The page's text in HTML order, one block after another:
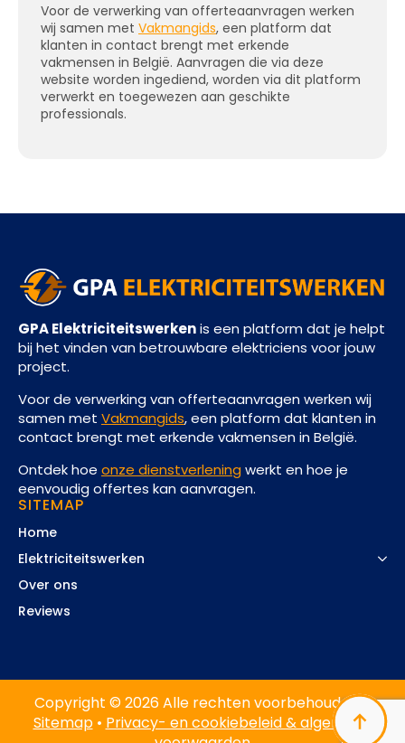
Voor de verwerking van offerteaanvragen werken
wij samen met Vakmangids, een platform dat
klanten in contact brengt met erkende
vakmensen in België. Aanvragen die via deze
website worden ingediend, worden via dit platform
verwerkt en toegewezen aan geschikte
professionals.
GPA Elektriciteitswerkenis een platform dat je helpt
bij het vinden van betrouwbare elektriciens voor jouw
project.
Voor de verwerking van offerteaanvragen werken wij
samen met Vakmangids, een platform dat klanten in
contact brengt met erkende vakmensen in België.
Ontdek hoe onze dienstverleningwerkt en hoe je
eenvoudig offertes kan aanvragen.
SITEMAP
Home
Elektriciteitswerken
Over ons
Reviews
Copyright © 2026 Alle rechten voorbehouden. •
Sitemap• Privacy- en cookiebeleid & algemene